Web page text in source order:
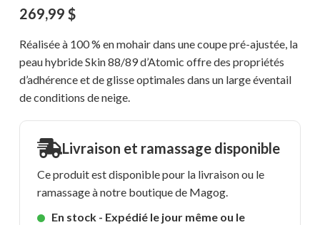
269,99 $
Réalisée à 100 % en mohair dans une coupe pré-ajustée, la
peau hybride Skin 88/89 d’Atomic offre des propriétés
d’adhérence et de glisse optimales dans un large éventail
de conditions de neige.
Livraison et ramassage disponible
Ce produit est disponible pour la livraison ou le
ramassage à notre boutique de Magog.
En stock - Expédié le jour même ou le